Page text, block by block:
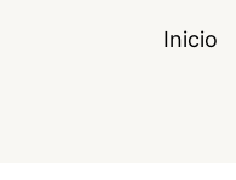
Inicio